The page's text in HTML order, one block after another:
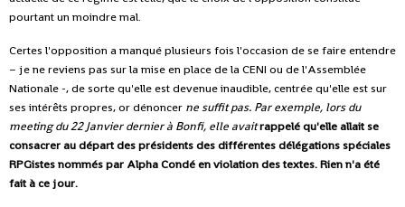
pourtant un moindre mal.
Certes l'opposition a manqué plusieurs fois l'occasion de se faire entendre
– je ne reviens pas sur la mise en place de la CENI ou de l'Assemblée
Nationale -, de sorte qu'elle est devenue inaudible, centrée qu'elle est sur
ses intérêts propres, or dénoncer ne suffit pas. Par exemple, lors du
meeting du 22 Janvier dernier à Bonfi, elle avaitrappelé qu'elle allait se
consacrer au départ des présidents des différentes délégations spéciales
RPGistes nommés par Alpha Condé en violation des textes. Rien n'a été
fait à ce jour.